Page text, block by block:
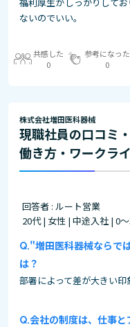
ないのでいい。
共感した
0
参考になった
0
株式会社増田医科器械
現職社員の口コミ
働き方・ワークラ
回答者 : ルート営業
20代 | 女性 | 中途入社 | 0
"増田医科器械ならで
は？
部署によって差が大きい
会社の制度は、仕事